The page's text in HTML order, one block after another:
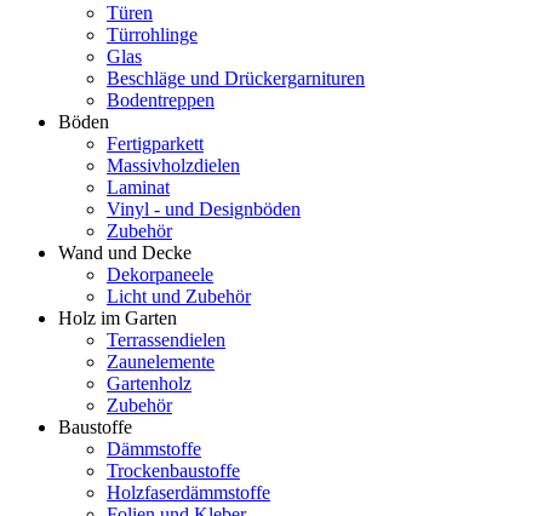
Türen
Türrohlinge
Glas
Beschläge und Drückergarnituren
Bodentreppen
Böden
Fertigparkett
Massivholzdielen
Laminat
Vinyl - und Designböden
Zubehör
Wand und Decke
Dekorpaneele
Licht und Zubehör
Holz im Garten
Terrassendielen
Zaunelemente
Gartenholz
Zubehör
Baustoffe
Dämmstoffe
Trockenbaustoffe
Holzfaserdämmstoffe